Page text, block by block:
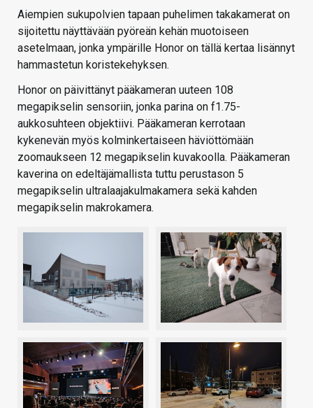
Aiempien sukupolvien tapaan puhelimen takakamerat on
sijoitettu näyttävään pyöreän kehän muotoiseen
asetelmaan, jonka ympärille Honor on tällä kertaa lisännyt
hammastetun koristekehyksen.
Honor on päivittänyt pääkameran uuteen 108
megapikselin sensoriin, jonka parina on f1.75-
aukkosuhteen objektiivi. Pääkameran kerrotaan
kykenevän myös kolminkertaiseen häviöttömään
zoomaukseen 12 megapikselin kuvakoolla. Pääkameran
kaverina on edeltäjämallista tuttu perustason 5
megapikselin ultralaajakulmakamera sekä kahden
megapikselin makrokamera.